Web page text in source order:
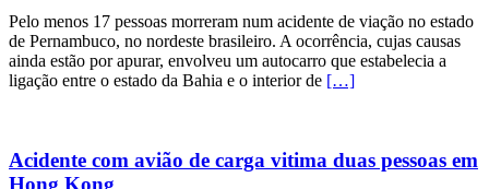
Pelo menos 17 pessoas morreram num acidente de viação no estado
de Pernambuco, no nordeste brasileiro. A ocorrência, cujas causas
ainda estão por apurar, envolveu um autocarro que estabelecia a
ligação entre o estado da Bahia e o interior de […]
Acidente com avião de carga vitima duas pessoas em
Hong Kong